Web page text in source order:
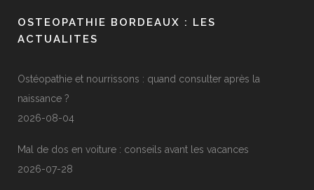
OSTEOPATHIE BORDEAUX : LES
ACTUALITES
Ostéopathie et nourrissons : quand consulter après la
naissance ?
2026-08-04
Mal de dos en voiture : conseils avant les vacances
2026-07-28